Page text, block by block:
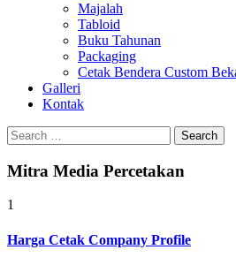
Majalah
Tabloid
Buku Tahunan
Packaging
Cetak Bendera Custom
Galleri
Kontak
Search
for:
Mitra Media Percetakan
1
Harga Cetak Company Profile